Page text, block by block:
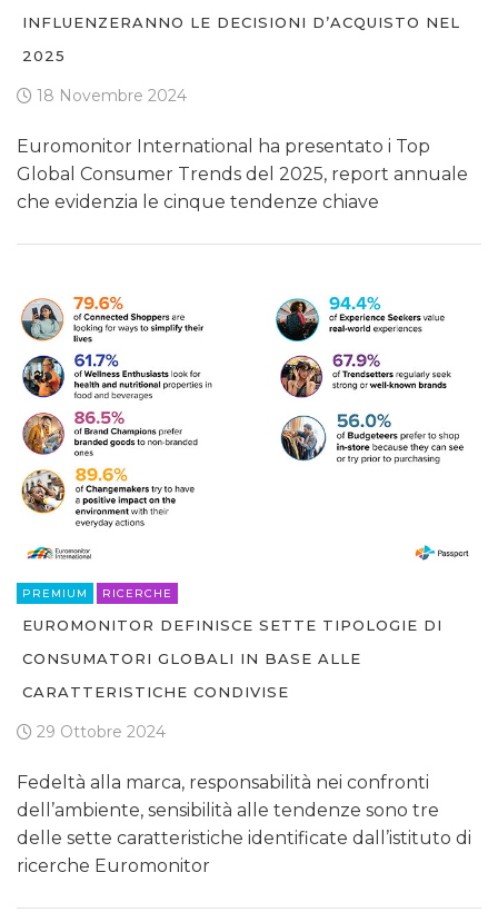
INFLUENZERANNO LE DECISIONI D’ACQUISTO NEL
2025
18 Novembre 2024
Euromonitor International ha presentato i Top
Global Consumer Trends del 2025, report annuale
che evidenzia le cinque tendenze chiave
PREMIUM RICERCHE
EUROMONITOR DEFINISCE SETTE TIPOLOGIE DI
CONSUMATORI GLOBALI IN BASE ALLE
CARATTERISTICHE CONDIVISE
29 Ottobre 2024
Fedeltà alla marca, responsabilità nei confronti
dell’ambiente, sensibilità alle tendenze sono tre
delle sette caratteristiche identificate dall’istituto di
ricerche Euromonitor